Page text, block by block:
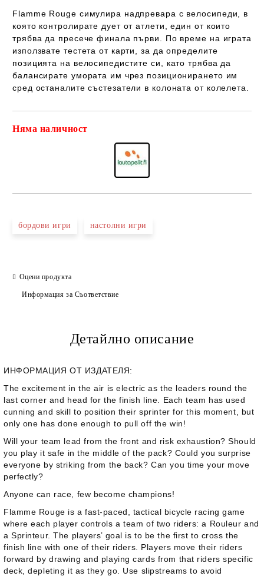
Flamme Rouge симулира надпревара с велосипеди, в
която контролирате дует от атлети, един от които
трябва да пресече финала първи. По време на играта
използвате тестета от карти, за да определите
позицията на велосипедистите си, като трябва да
балансирате умората им чрез позиционирането им
сред останалите състезатели в колоната от колелета.
Няма наличност
бордови игри настолни игри
Оцени продукта
Информация за Съответствие
Детайлно описание
ИНФОРМАЦИЯ ОТ ИЗДАТЕЛЯ:
The excitement in the air is electric as the leaders round the
last corner and head for the finish line. Each team has used
cunning and skill to position their sprinter for this moment, but
only one has done enough to pull off the win!
Will your team lead from the front and risk exhaustion? Should
you play it safe in the middle of the pack? Could you surprise
everyone by striking from the back? Can you time your move
perfectly?
Anyone can race, few become champions!
Flamme Rouge is a fast-paced, tactical bicycle racing game
where each player controls a team of two riders: a Rouleur and
a Sprinteur. The players’ goal is to be the first to cross the
finish line with one of their riders. Players move their riders
forward by drawing and playing cards from that riders specific
deck, depleting it as they go. Use slipstreams to avoid